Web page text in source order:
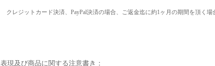
クレジットカード決済、 PayPal決済の場合、ご返金迄に約1ヶ月の期間を頂く場
表現及び商品に関する注意書き：